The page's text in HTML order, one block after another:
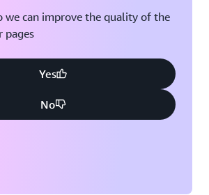
we can improve the quality of the
pages
Yes
No